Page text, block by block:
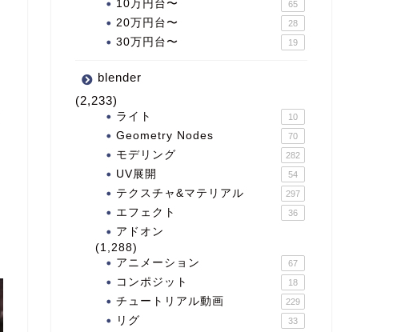
10万円台〜 65
20万円台〜 28
30万円台〜 19
blender
(2,233)
ライト 10
Geometry Nodes 70
モデリング 282
UV展開 54
テクスチャ&マテリアル 297
エフェクト 36
アドオン
(1,288)
アニメーション
67
コンポジット 18
チュートリアル動画 229
リグ 33